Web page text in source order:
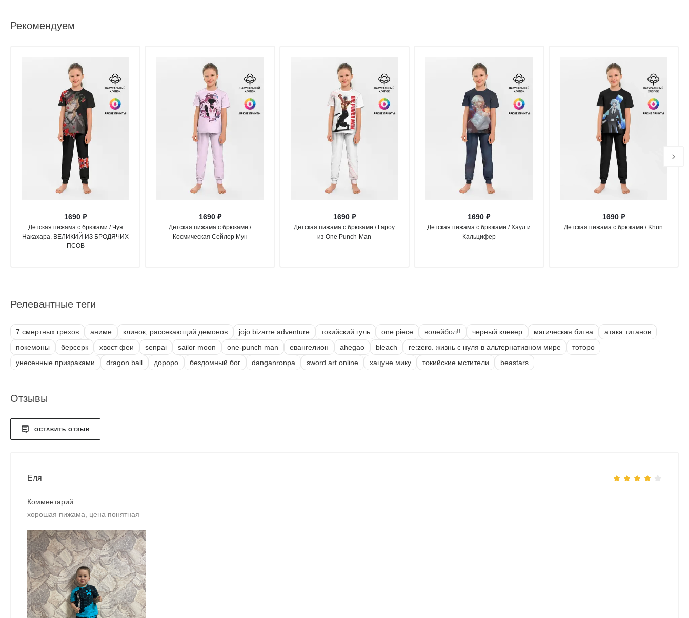
Рекомендуем
1690 ₽
Детская пижама с брюками / Чуя
Накахара. ВЕЛИКИЙ ИЗ БРОДЯЧИХ
ПСОВ
1690 ₽
Детская пижама с брюками /
Космическая Сейлор Мун
1690 ₽
Детская пижама с брюками / Гароу
из One Punch-Man
1690 ₽
Детская пижама с брюками / Хаул и
Кальцифер
1690 ₽
Детская пижама с брюками / Khun
Релевантные теги
7 смертных грехов аниме клинок, рассекающий демонов jojo bizarre adventure токийский гуль one piece волейбол!! черный клевер магическая битва
атака титанов
покемоны
берсерк хвост феи senpai sailor moon one-punch man евангелион ahegao bleach re:zero. жизнь с нуля в альтернативном мире
тоторо
унесенные призраками
dragon ball дороро бездомный бог danganronpa sword art online хацуне мику токийские мстители beastars
Отзывы
ОСТАВИТЬ ОТЗЫВ
Еля
Комментарий
хорошая пижама, цена понятная